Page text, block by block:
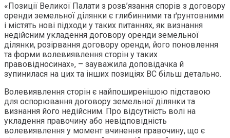
«Позиції Великої Палати з розв’язання спорів з договору
оренди земельної ділянки є глибинними та ґрунтовними
і містять нові підходи у таких питаннях, як визнання
недійсним укладення договору оренди земельної
ділянки, розірвання договору оренди, його поновлення
та форми волевиявлення сторін у таких
правовідносинах», – зауважила доповідачка й
зупинилася на цих та інших позиціях ВС більш детально.
Волевиявлення сторін є найпоширенішою підставою
для оспорювання договору земельної ділянки та
визнання його недійсним. Про відсутність волі на
укладення правочину або невідповідність
волевиявлення у момент вчинення правочину, що є